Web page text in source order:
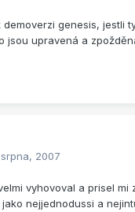
genesis, jestli
jsou upravená a
2007
vyhovoval a prisel mi
nejjednodussi a